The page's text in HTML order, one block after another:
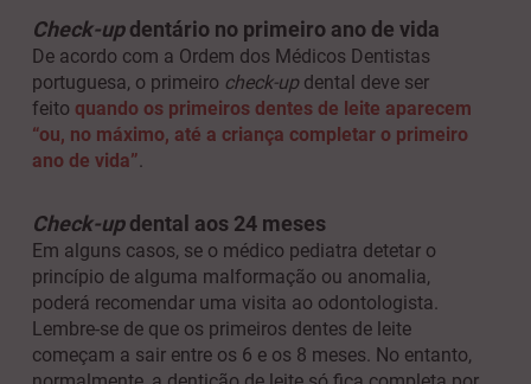
Check-updentário no primeiro ano de vida
De acordo com a Ordem dos Médicos Dentistas
portuguesa, o primeiro check-up dental deve ser
feito quando os primeiros dentes de leite aparecem
“ou, no máximo, até a criança completar o primeiro
ano de vida”.
Check-updental aos 24 meses
Em alguns casos, se o médico pediatra detetar o
princípio de alguma malformação ou anomalia,
poderá recomendar uma visita ao odontologista.
Lembre-se de que os primeiros dentes de leite
começam a sair entre os 6 e os 8 meses. No entanto,